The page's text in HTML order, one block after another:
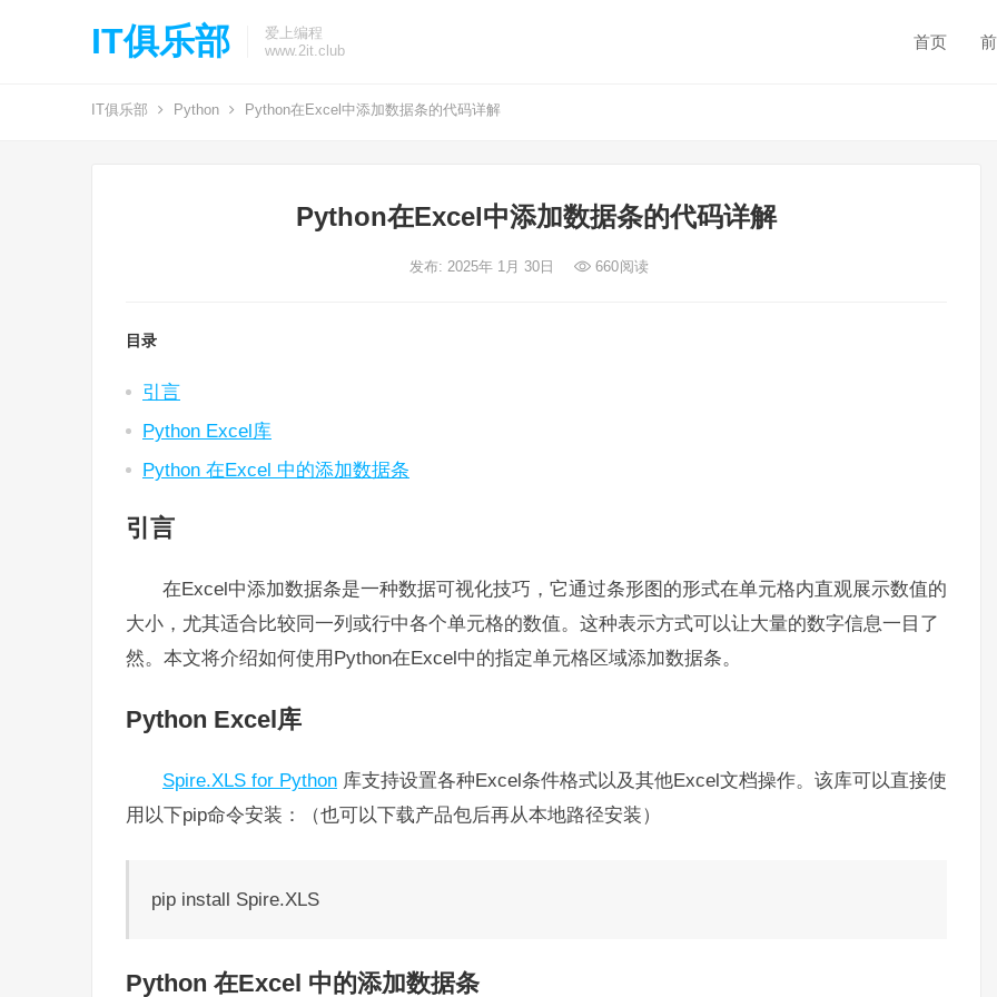
IT俱乐部
爱上编程
www.2it.club
首页
IT俱乐部 Python Python在Excel中添加数据条的代码详解
Python在Excel中添加数据条的代码详解
发布: 2025年 1月 30日 660阅读
目录
引言
Python Excel库
Python 在Excel 中的添加数据条
引言
在Excel中添加数据条是一种数据可视化技巧，它通过条形图的形式在单元格内直观展示数值的
大小，尤其适合比较同一列或行中各个单元格的数值。这种表示方式可以让大量的数字信息一目了
然。本文将介绍如何使用Python在Excel中的指定单元格区域添加数据条。
Python Excel库
Spire.XLS for Python 库支持设置各种Excel条件格式以及其他Excel文档操作。该库可以直接使
用以下pip命令安装：（也可以下载产品包后再从本地路径安装）
pip install Spire.XLS
Python 在Excel 中的添加数据条